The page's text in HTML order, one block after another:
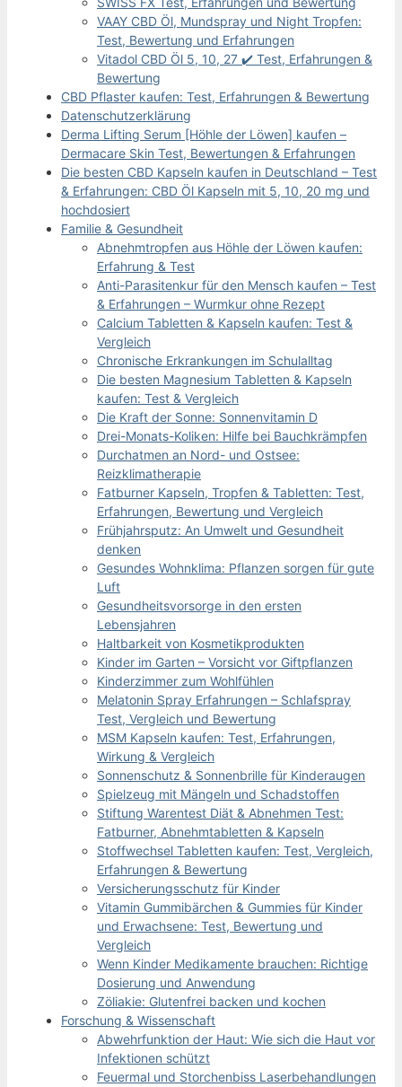
VAAY CBD Öl, Mundspray und Night Tropfen:
Test, Bewertung und Erfahrungen
Vitadol CBD Öl 5, 10, 27 ✔️ Test, Erfahrungen &
Bewertung
CBD Pflaster kaufen: Test, Erfahrungen & Bewertung
Datenschutzerklärung
Derma Lifting Serum [Höhle der Löwen] kaufen –
Dermacare Skin Test, Bewertungen & Erfahrungen
Die besten CBD Kapseln kaufen in Deutschland – Test
& Erfahrungen: CBD Öl Kapseln mit 5, 10, 20 mg und
hochdosiert
Familie & Gesundheit
Abnehmtropfen aus Höhle der Löwen kaufen:
Erfahrung & Test
Anti-Parasitenkur für den Mensch kaufen – Test
& Erfahrungen – Wurmkur ohne Rezept
Calcium Tabletten & Kapseln kaufen: Test &
Vergleich
Chronische Erkrankungen im Schulalltag
Die besten Magnesium Tabletten & Kapseln
kaufen: Test & Vergleich
Die Kraft der Sonne: Sonnenvitamin D
Drei-Monats-Koliken: Hilfe bei Bauchkrämpfen
Durchatmen an Nord- und Ostsee:
Reizklimatherapie
Fatburner Kapseln, Tropfen & Tabletten: Test,
Erfahrungen, Bewertung und Vergleich
Frühjahrsputz: An Umwelt und Gesundheit
denken
Gesundes Wohnklima: Pflanzen sorgen für gute
Luft
Gesundheitsvorsorge in den ersten
Lebensjahren
Haltbarkeit von Kosmetikprodukten
Kinder im Garten – Vorsicht vor Giftpflanzen
Kinderzimmer zum Wohlfühlen
Melatonin Spray Erfahrungen – Schlafspray
Test, Vergleich und Bewertung
MSM Kapseln kaufen: Test, Erfahrungen,
Wirkung & Vergleich
Sonnenschutz & Sonnenbrille für Kinderaugen
Spielzeug mit Mängeln und Schadstoffen
Stiftung Warentest Diät & Abnehmen Test:
Fatburner, Abnehmtabletten & Kapseln
Stoffwechsel Tabletten kaufen: Test, Vergleich,
Erfahrungen & Bewertung
Versicherungsschutz für Kinder
Vitamin Gummibärchen & Gummies für Kinder
und Erwachsene: Test, Bewertung und
Vergleich
Wenn Kinder Medikamente brauchen: Richtige
Dosierung und Anwendung
Zöliakie: Glutenfrei backen und kochen
Forschung & Wissenschaft
Abwehrfunktion der Haut: Wie sich die Haut vor
Infektionen schützt
Feuermal und Storchenbiss Laserbehandlungen